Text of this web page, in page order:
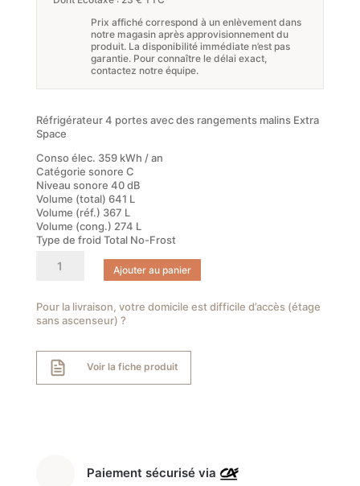
initial
était :
2899,00 €.
actuel
est :
2399,00
Prix affiché correspond à un enlèvement dans
notre magasin après approvisionnement du
produit. La disponibilité immédiate n’est pas
garantie. Pour connaître le délai exact,
contactez notre équipe.
Réfrigérateur 4 portes avec des rangements malins Extra
Space
Conso élec. 359 kWh / an
Catégorie sonore C
Niveau sonore 40 dB
Volume (total) 641 L
Volume (réf.) 367 L
Volume (cong.) 274 L
Type de froid Total No-Frost
multiportes
LG
Ajouter au panier
Pour la livraison, votre domicile est difficile d’accès (étage
sans ascenseur) ?
Voir la fiche produit
Paiement sécurisé via